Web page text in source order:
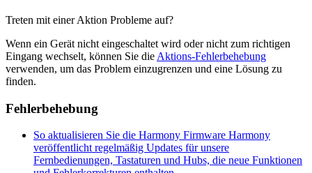
Treten mit einer Aktion Probleme auf?
Wenn ein Gerät nicht eingeschaltet wird oder nicht zum richtigen
Eingang wechselt, können Sie die Aktions-Fehlerbehebung
verwenden, um das Problem einzugrenzen und eine Lösung zu
finden.
Fehlerbehebung
So aktualisieren Sie die Harmony Firmware Harmony
veröffentlicht regelmäßig Updates für unsere
Fernbedienungen, Tastaturen und Hubs, die neue Funktionen